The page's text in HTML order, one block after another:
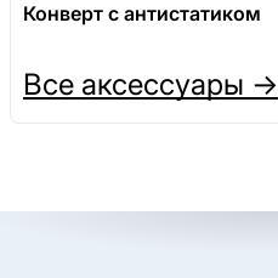
Конверт с антистатиком
Все аксессуары →